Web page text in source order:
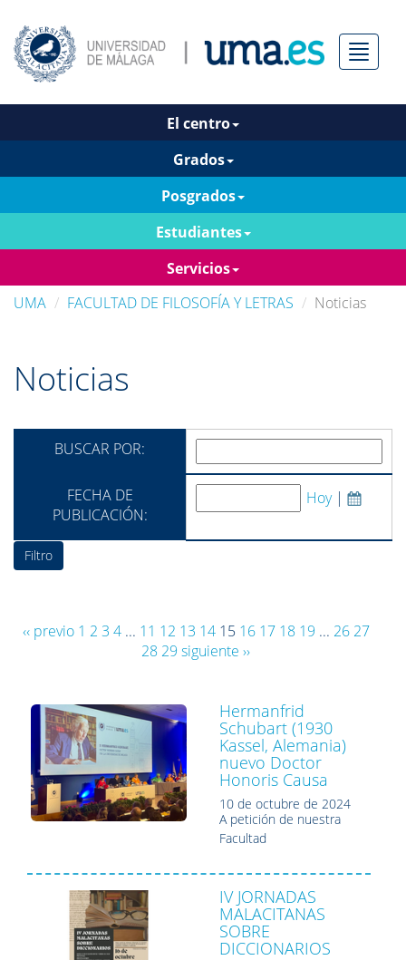
Menú
El centro
Grados
Posgrados
Estudiantes
Servicios
UMA
FACULTAD DE FILOSOFÍA Y LETRAS Noticias
Noticias
BUSCAR POR:
FECHA DE
PUBLICACIÓN:
Hoy|
‹‹ previo 1 2 3 4... 11 12 13 14 15 16 17 18 19 ... 26 27
28 29 siguiente ››
Hermanfrid
Schubart (1930
Kassel, Alemania)
nuevo Doctor
Honoris Causa
10 de octubre de 2024
A petición de nuestra
Facultad
IV JORNADAS
MALACITANAS
SOBRE
DICCIONARIOS